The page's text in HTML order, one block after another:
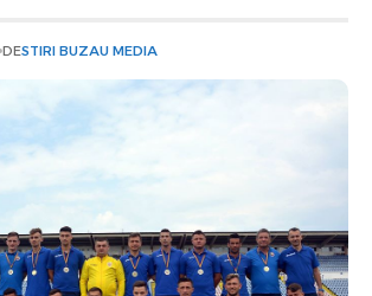
DESTIRI BUZAU MEDIA